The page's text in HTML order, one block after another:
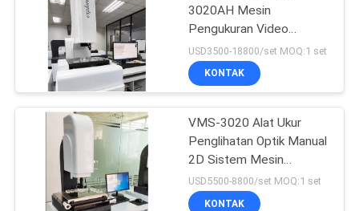
Tekanan permukaan
cairan
9
3020AH Mesin
Pengukuran Video
Gambar Otomatis 3D
Sistem Pengukuran
Video CNC
USD3500-18800/set MOQ:1 set
KONTAK
VMS-3020 Alat Ukur
Penglihatan Optik Manual
2D Sistem Mesin
Pengukur Video Gambar
Otomatis 3D
USD5500-8800/set MOQ:1 set
KONTAK